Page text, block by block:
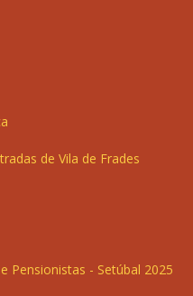
de Vila de Frades
Pensionistas - Setúbal 2025